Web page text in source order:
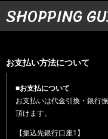
SHOPPING
お支払い方法について
■お支払について
お支払いは代金引換・銀行
頂けます。
【振込先銀行口座1】